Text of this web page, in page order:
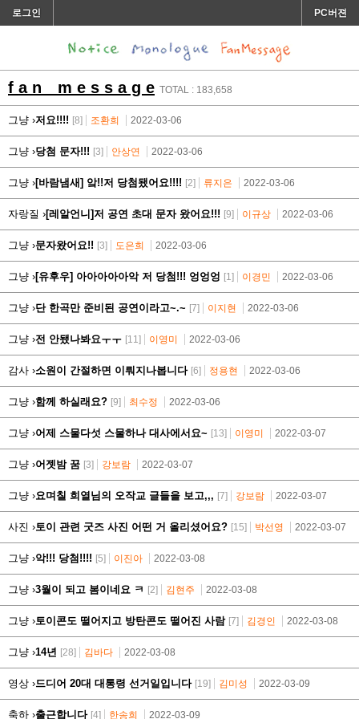
로그인 PC버젼
f a n m e s s a g e TOTAL : 183,658
그냥 ›저요!!!! [8] 조환희 2022-03-06
그냥 ›당첨 문자!!! [3] 안상연 2022-03-06
그냥 ›[바람냄새] 앜!!저 당첨됐어요!!!! [2] 류지은 2022-03-06
자랑질 ›[레알언니]저 공연 초대 문자 왔어요!!! [9] 이규상 2022-03-06
그냥 ›문자왔어요!! [3] 도은희 2022-03-06
그냥 ›[유후우] 아아아아아악 저 당첨!!! 엉엉엉 [1] 이경민 2022-03-06
그냥 ›단 한곡만 준비된 공연이라고~.~ [7] 이지현 2022-03-06
그냥 ›전 안됐나봐요ㅜㅜ [11] 이영미 2022-03-06
감사 ›소원이 간절하면 이뤄지나봅니다 [6] 정용현 2022-03-06
그냥 ›함께 하실래요? [9] 최수정 2022-03-06
그냥 ›어제 스물다섯 스물하나 대사에서요~ [13] 이영미 2022-03-07
그냥 ›어젯밤 꿈 [3] 강보람 2022-03-07
그냥 ›요며칠 희열님의 오작교 글들을 보고,,, [7] 강보람 2022-03-07
사진 ›토이 관련 굿즈 사진 어떤 거 올리셨어요? [15] 박선영 2022-03-07
그냥 ›악!!! 당첨!!!! [5] 이진아 2022-03-08
그냥 ›3월이 되고 봄이네요 ㅋ [2] 김현주 2022-03-08
그냥 ›토이콘도 떨어지고 방탄콘도 떨어진 사람 [7] 김경인 2022-03-08
그냥 ›14년 [28] 김바다 2022-03-08
영상 ›드디어 20대 대통령 선거일입니다 [19] 김미성 2022-03-09
축하 ›출근합니다 [4] 한송희 2022-03-09